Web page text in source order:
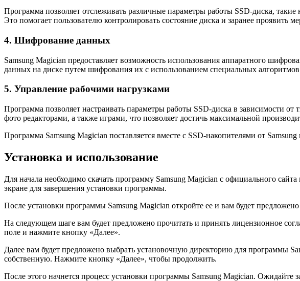
Программа позволяет отслеживать различные параметры работы SSD-диска,
Это помогает пользователю контролировать состояние диска и заранее проявить
4. Шифрование данных
Samsung Magician предоставляет возможность использования аппаратного
данных на диске путем шифрования их с использованием специальных
5. Управление рабочими нагрузками
Программа позволяет настраивать параметры работы SSD-диска в зависимости
фото редакторами, а также играми, что позволяет достичь максимальной
Программа Samsung Magician поставляется вместе с SSD-накопителями от
Установка и использование
Для начала необходимо скачать программу Samsung Magician с официального
экране для завершения установки программы.
После установки программы Samsung Magician откройте ее и вам будет
На следующем шаге вам будет предложено прочитать и принять лицензионное
поле и нажмите кнопку «Далее».
Далее вам будет предложено выбрать установочную директорию для программы
собственную. Нажмите кнопку «Далее», чтобы продолжить.
После этого начнется процесс установки программы Samsung Magician. Ожидайте